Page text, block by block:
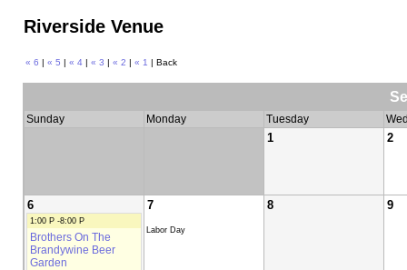
Riverside Venue
« 6 | « 5 | « 4| « 3 | « 2 | « 1 | Back
Sunday Monday Tuesday
1 2
6
1:00 P -8:00 P
Brothers On The
Brandywine Beer
Garden
7
Labor Day
8 9